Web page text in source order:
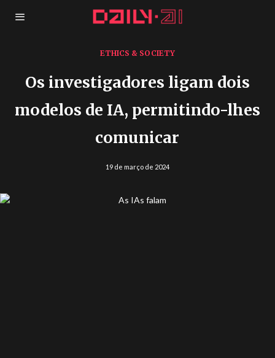
ETHICS & SOCIETY
Os investigadores ligam dois
modelos de IA, permitindo-lhes
comunicar
19 de março de 2024